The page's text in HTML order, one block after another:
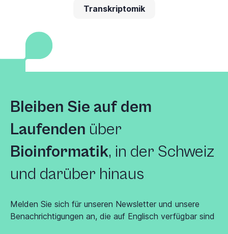
Transkriptomik
Bleiben Sie auf dem
Laufenden über
Bioinformatik, in der Schweiz
und darüber hinaus
Melden Sie sich für unseren Newsletter und unsere
Benachrichtigungen an, die auf Englisch verfügbar sind